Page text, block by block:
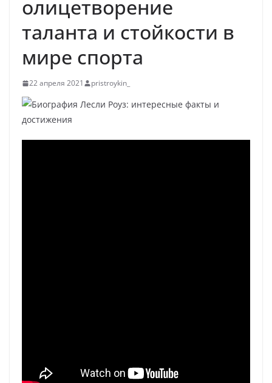
олицетворение
таланта и стойкости в
мире спорта
22 апреля 2021 pristroykin_